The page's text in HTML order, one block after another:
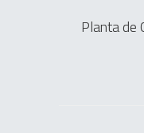
Planta de